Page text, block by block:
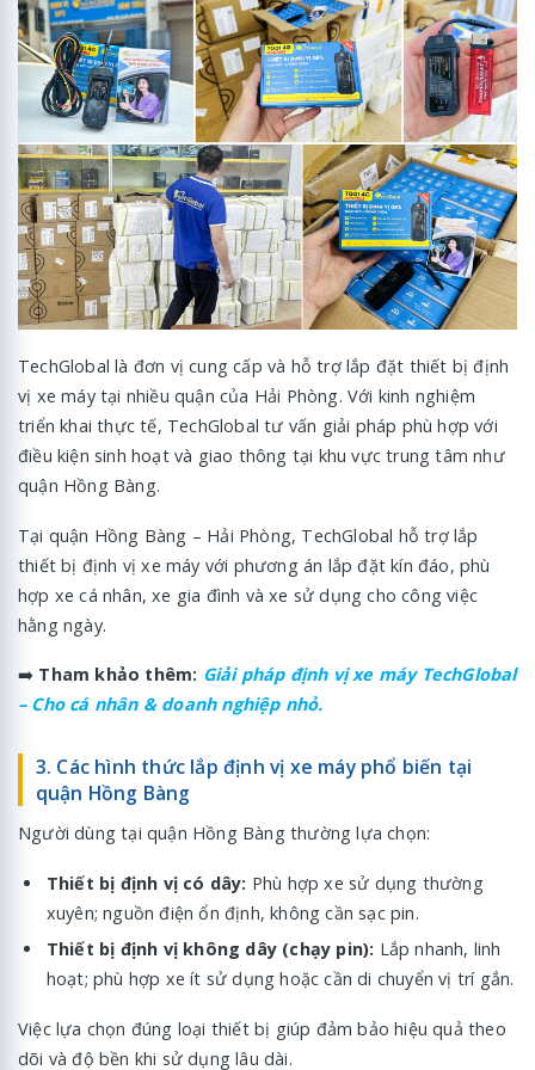
TechGlobal là đơn vị cung cấp và hỗ trợ lắp đặt thiết bị định
vị xe máy tại nhiều quận của Hải Phòng. Với kinh nghiệm
triển khai thực tế, TechGlobal tư vấn giải pháp phù hợp với
điều kiện sinh hoạt và giao thông tại khu vực trung tâm như
quận Hồng Bàng.
Tại quận Hồng Bàng – Hải Phòng, TechGlobal hỗ trợ lắp
thiết bị định vị xe máy với phương án lắp đặt kín đáo, phù
hợp xe cá nhân, xe gia đình và xe sử dụng cho công việc
hằng ngày.
➡️ Tham khảo thêm: Giải pháp định vị xe máy TechGlobal
– Cho cá nhân & doanh nghiệp nhỏ.
3. Các hình thức lắp định vị xe máy phổ biến tại
quận Hồng Bàng
Người dùng tại quận Hồng Bàng thường lựa chọn:
Thiết bị định vị có dây: Phù hợp xe sử dụng thường
xuyên; nguồn điện ổn định, không cần sạc pin.
Thiết bị định vị không dây (chạy pin): Lắp nhanh, linh
hoạt; phù hợp xe ít sử dụng hoặc cần di chuyển vị trí gắn.
Việc lựa chọn đúng loại thiết bị giúp đảm bảo hiệu quả theo
dõi và độ bền khi sử dụng lâu dài.